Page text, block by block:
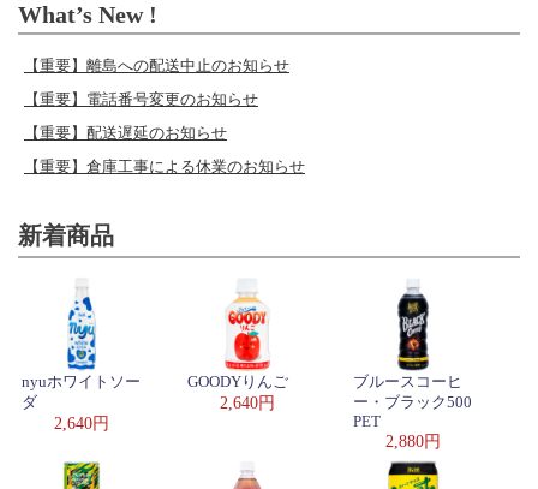
What’s New !
【重要】離島への配送中止のお知らせ
【重要】電話番号変更のお知らせ
【重要】配送遅延のお知らせ
【重要】倉庫工事による休業のお知らせ
新着商品
nyuホワイトソー
ダ
2,640円
GOODYりんご
2,640円
ブルースコーヒ
ー・ブラック500
PET
2,880円